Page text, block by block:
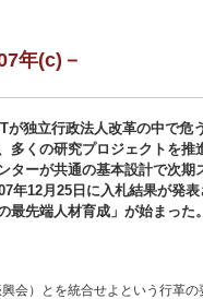
年(c)－
が独立行政法人改革の中で危
多くの研究プロジェクトを
ターが共通の基本設計で次期
年12月25日に入札結果が発
最先端人材育成」が始まった
会）とを統合せよという行革